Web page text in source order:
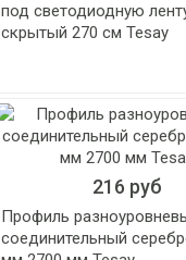
под светодиодную
скрытый 270 см Tesay
216 руб
Профиль
соединительный